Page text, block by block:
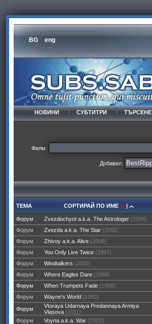
BG eng
НОВИНИ СУБТИТРИ ТЪРСЕНЕ
Филм:
Добавил:
ТЕМА СОРТИРАЙ ПО ИМЕ |
Форум Zvezdochyot a.k.a. The Astrologer (2004)
Форум
Zvezda a.k.a. The Star (2002)
Форум
Zhivoy a.k.a. Alive (2006)
Форум
You Only Live Twice (1967)
Форум
Windtalkers (2002)
Форум
Where Eagles Dare (1968)
Форум
When Trumpets Fade (1998)
Форум
Wayne's World (1992)
Форум
Vtoraya Udarnaya Predannaya Armiya
Vlasova (2011)
Форум
Voyna a.k.a. War (2002)